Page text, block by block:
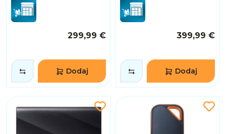
299,99 €
Dodaj
399,99 €
Dodaj